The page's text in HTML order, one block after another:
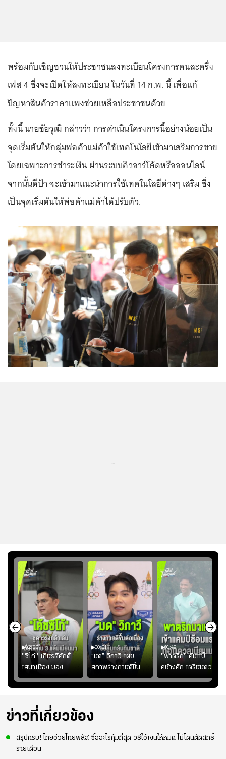
พร้อมกับเชิญชวนให้ประชาชนลงทะเบียนโครงการคนละครึ่ง
เฟส 4 ซึ่งจะเปิดให้ลงทะเบียน ในวันที่ 14 ก.พ. นี้ เพื่อเเก้
ปัญหาสินค้าราคาเเพงช่วยเหลือประชาชนด้วย
ทั้งนี้ นายชัยวุฒิ กล่าวว่า การดำเนินโครงการนี้อย่างน้อยเป็น
จุดเริ่มต้นให้กลุ่มพ่อค้าแม่ค้าใช้เทคโนโลยีเข้ามาเสริมการขาย
โดยเฉพาะการชำระเงิน ผ่านระบบคิวอาร์โค้ดหรือออนไลน์
จากนั้นดีป้า จะเข้ามาแนะนำการใช้เทคโนโลยีต่างๆ เสริม ซึ่ง
เป็นจุดเริ่มต้นให้พ่อค้าแม่ค้าได้ปรับตัว.
02:06
"ซิโก้" เกียรติศักดิ์
เสนาเมือง มอง
ว่าการเปิดโอกาสให้
แข้งดาวรุ่งลงสนาม
00:51
“มด” วิภาวี เผย
สภาพร่างกายดีขึ้น
อย่างต่อเนื่อง พร้อม
พยายามลงสนามให้
ความมั่นใจ
01:49
"พาตริก" คัมแบ็
คช้างศึก เตรียมดวล
เมียนมา อาเซียน คัพ
2026 #ฟุตบอล
ข่าวที่เกี่ยวข้อง
สรุปครบ! ไทยช่วยไทยพลัส ซื้ออะไรคุ้มที่สุด วิธีใช้เงินให้หมด ไม่โดนตัดสิทธิ์
รายเดือน